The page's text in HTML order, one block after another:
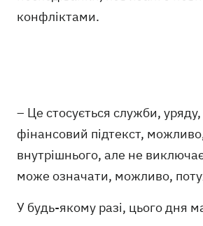
конфліктами.
– Це стосується служби,
фінансовий підтекст,
внутрішнього, але не
може означати, можливо,
У будь-якому разі, цього дня